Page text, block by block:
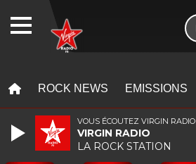
ROCK NEWS EMISSIONS
VOUS ÉCOUTEZ VIRGIN RADIO
VIRGIN RADIO
LA ROCK STATION
WEBRADIO